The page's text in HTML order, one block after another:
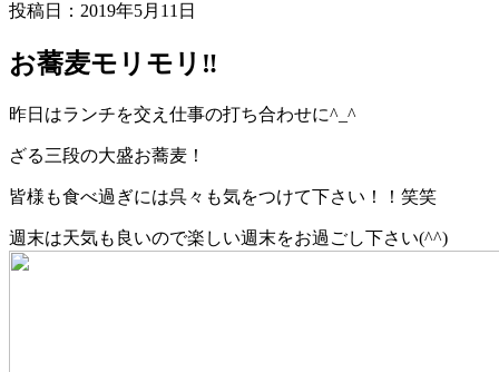
投稿日： 2019年5月11日
お蕎麦モリモリ‼︎
昨日はランチを交え仕事の打ち合わせに^_^
ざる三段の大盛お蕎麦！
皆様も食べ過ぎには呉々も気をつけて下さい！！笑笑
週末は天気も良いので楽しい週末をお過ごし下さい(^^)